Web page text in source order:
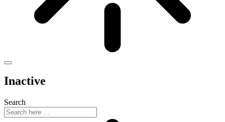
Inactive
Search